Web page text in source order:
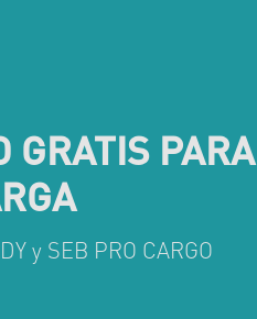
GRATIS PARA
y SEB PRO CARGO